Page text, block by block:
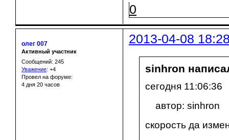
0
2013-04-08
олег 007
Активный участник
Сообщений: 245
Уважение: +4
Провел на форуме:
4 дня 20 часов
sinhron
сегодня 11:06:36
автор: sinhron
скорость да